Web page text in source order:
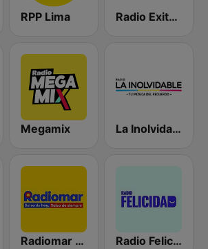
RPP Lima Radio Exitosa
Megamix La Inolvidable
Radiomar 106.3 FM Radio Felicidad